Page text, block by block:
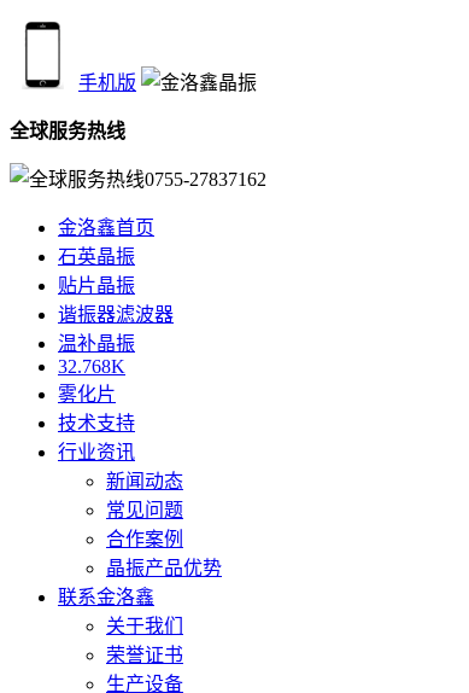
手机版
全球服务热线
0755-27837162
金洛鑫首页
石英晶振
贴片晶振
谐振器滤波器
温补晶振
32.768K
雾化片
技术支持
行业资讯
新闻动态
常见问题
合作案例
晶振产品优势
联系金洛鑫
关于我们
荣誉证书
生产设备